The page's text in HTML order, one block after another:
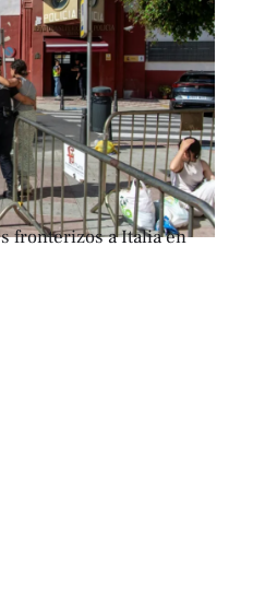
fronterizos a Italia en